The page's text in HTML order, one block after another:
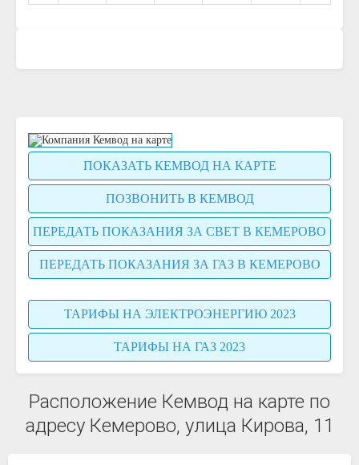
ПОКАЗАТЬ КЕМВОД НА КАРТЕ
ПОЗВОНИТЬ В КЕМВОД
ПЕРЕДАТЬ ПОКАЗАНИЯ ЗА СВЕТ В КЕМЕРОВО
ПЕРЕДАТЬ ПОКАЗАНИЯ ЗА ГАЗ В КЕМЕРОВО
ТАРИФЫ НА ЭЛЕКТРОЭНЕРГИЮ 2023
ТАРИФЫ НА ГАЗ 2023
Расположение Кемвод на карте по
адресу Кемерово, улица Кирова, 11